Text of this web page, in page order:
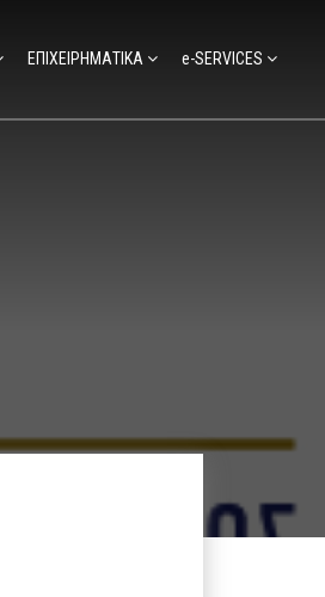
ΕΠΙΧΕΙΡΗΜΑΤΙΚΑ e-SERVICES